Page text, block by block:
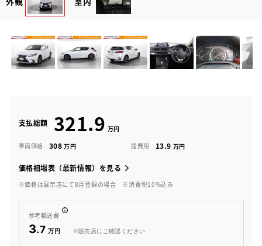
支払総額 321.9
車両価格 308 諸費用 13.9
価格相場表（最新情報）を見る
※価格は展示店にて8月登録の場合 ※消費税10%込み
参考輸送費
3.7 ※販売店にご確認ください